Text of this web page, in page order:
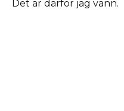
Det är därför jag vann.